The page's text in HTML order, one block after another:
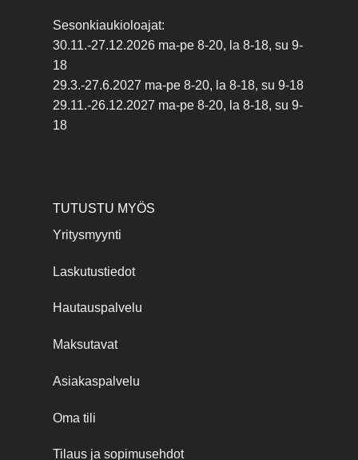
Sesonkiaukioloajat:
30.11.-27.12.2026 ma-pe 8-20, la 8-18, su 9-
18
29.3.-27.6.2027 ma-pe 8-20, la 8-18, su 9-18
29.11.-26.12.2027 ma-pe 8-20, la 8-18, su 9-
18
TUTUSTU MYÖS
Yritysmyynti
Laskutustiedot
Hautauspalvelu
Maksutavat
Asiakaspalvelu
Oma tili
Tilaus ja sopimusehdot